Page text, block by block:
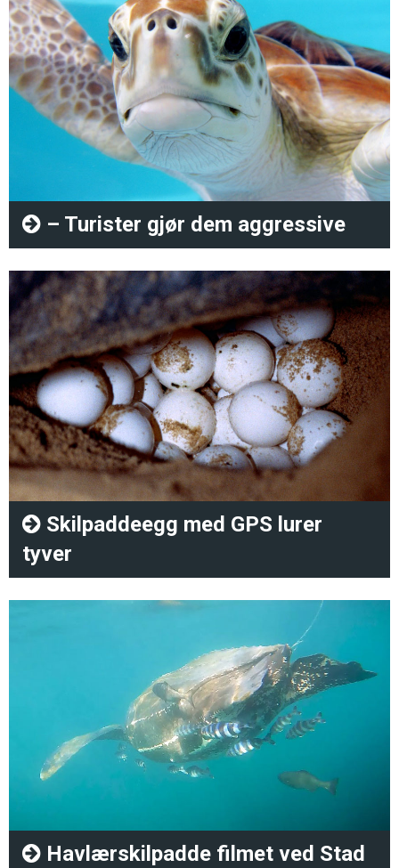
– Turister gjør dem aggressive
Skilpaddeegg med GPS lurer
tyver
Havlærskilpadde filmet ved Stad